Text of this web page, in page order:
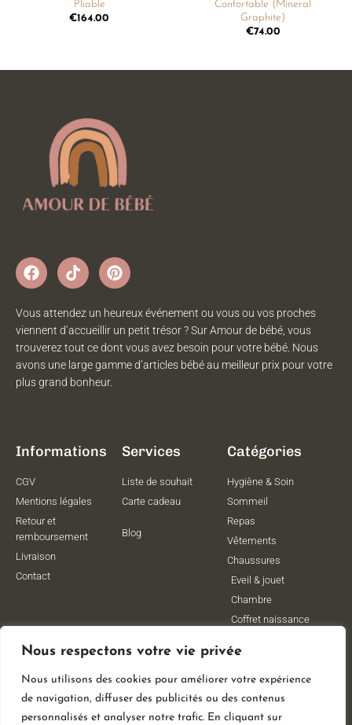
Nous respectons votre vie privée
Nous utilisons des cookies pour améliorer votre expérience
de navigation, diffuser des publicités ou des contenus
personnalisés et analyser notre trafic. En cliquant sur
Pliable
€164.00
Confortable (Mineral
Graphite)
€74.00
Vous attendez un heureux événement ou vous ou vos proches
viennent d’accueillir un petit trésor ? Sur Amour de bébé, vous
trouverez tout ce dont vous avez besoin pour votre bébé. Nous
avons une large gamme d’articles bébé au meilleur prix pour votre
plus grand bonheur.
Informations
CGV
Mentions légales
Retour et
remboursement
Livraison
Contact
Services
Liste de souhait
Carte cadeau
Blog
Catégories
Hygiène & Soin
Sommeil
Repas
Vêtements
Chaussures
Eveil & jouet
Chambre
Coffret naissance
Vêtements de
grossesse
Lithothérapie
Poussettes